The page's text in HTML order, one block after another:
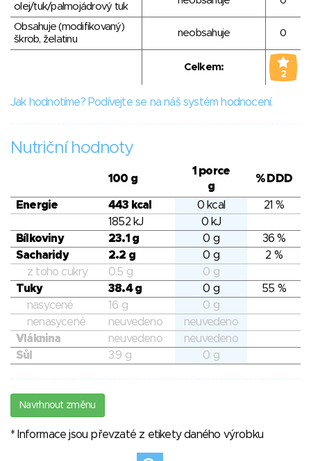
olej/tuk/palmojádrový tuk
Obsahuje (modifikovaný)
škrob, želatinu
neobsahuje 0
Celkem:
2
Jak hodnotíme? Podívejte se na náš systém hodnocení.
Nutriční hodnoty
100 g
1 porce
g
% DDD
Energie 443 kcal 0 kcal
21 %
1852 kJ
0 kJ
Bílkoviny
23.1 g 0 g
36 %
Sacharidy
2.2 g 0 g
2 %
z toho cukry
0.5 g
0 g
Tuky
38.4 g 0 g
55 %
nasycené
16 g
0 g
nenasycené
neuvedeno
neuvedeno
Vláknina
neuvedeno
neuvedeno
Sůl
3.9 g 0 g
Navrhnout změnu
* Informace jsou převzaté z etikety daného výrobku